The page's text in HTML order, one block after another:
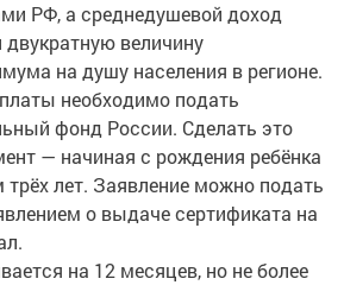
РФ, а среднедушевой доход
величину
на душу населения в регионе.
необходимо подать
фонд России. Сделать это
— начиная с рождения ребёнка
лет. Заявление можно подать
о выдаче сертификата на
на 12 месяцев, но не более